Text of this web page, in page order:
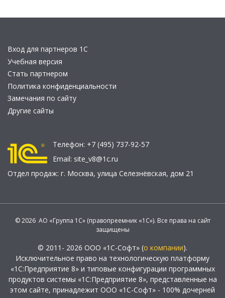
Вход для партнеров 1С
Учебная версия
Стать партнером
Политика конфиденциальности
Замечания по сайту
Другие сайты
Телефон: +7 (495) 737-92-57
Email: site_v8@1c.ru
Отдел продаж: г. Москва, улица Селезнёвская, дом 21
© 2026 АО «Группа 1С» (правопреемник «1С»). Все права на сайт
защищены
© 2011- 2026 ООО «1С-Софт» (о компании).
Исключительное право на технологическую платформу
«1С:Предприятие 8» и типовые конфигурации программных
продуктов системы «1С:Предприятие 8», представленные на
этом сайте, принадлежит ООО «1С-Софт» - 100% дочерней